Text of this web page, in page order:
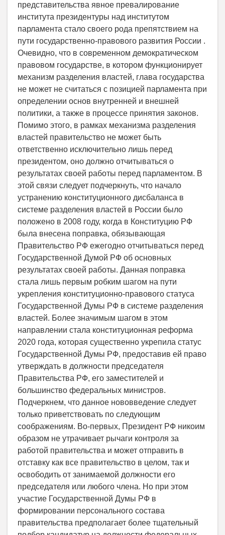
представительства явное превалирование
института президентуры над институтом
парламента стало своего рода препятствием на
пути государственно-правового развития России .
Очевидно, что в современном демократическом
правовом государстве, в котором функционирует
механизм разделения властей, глава государства
не может не считаться с позицией парламента при
определении основ внутренней и внешней
политики, а также в процессе принятия законов.
Помимо этого, в рамках механизма разделения
властей правительство не может быть
ответственно исключительно лишь перед
президентом, оно должно отчитываться о
результатах своей работы перед парламентом. В
этой связи следует подчеркнуть, что начало
устранению конституционного дисбаланса в
системе разделения властей в России было
положено в 2008 году, когда в Конституцию РФ
была внесена поправка, обязывающая
Правительство РФ ежегодно отчитываться перед
Государственной Думой РФ об основных
результатах своей работы. Данная поправка
стала лишь первым робким шагом на пути
укрепления конституционно-правового статуса
Государственной Думы РФ в системе разделения
властей. Более значимым шагом в этом
направлении стала конституционная реформа
2020 года, которая существенно укрепила статус
Государственной Думы РФ, предоставив ей право
утверждать в должности председателя
Правительства РФ, его заместителей и
большинство федеральных министров.
Подчеркнем, что данное нововведение следует
только приветствовать по следующим
соображениям. Во-первых, Президент РФ никоим
образом не утрачивает рычаги контроля за
работой правительства и может отправить в
отставку как все правительство в целом, так и
освободить от занимаемой должности его
председателя или любого члена. Но при этом
участие Государственной Думы РФ в
формировании персонального состава
правительства предполагает более тщательный